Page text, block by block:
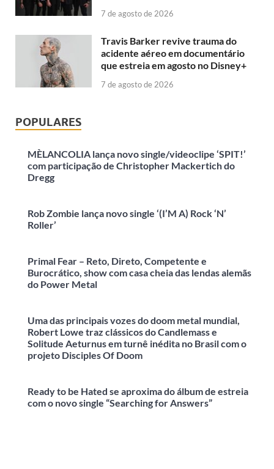
7 de agosto de 2026
Travis Barker revive trauma do
acidente aéreo em documentário
que estreia em agosto no Disney+
7 de agosto de 2026
POPULARES
MÈLANCOLIA lança novo single/videoclipe ‘SPIT!’
com participação de Christopher Mackertich do
Dregg
Rob Zombie lança novo single ‘(I’M A) Rock ‘N’
Roller’
Primal Fear – Reto, Direto, Competente e
Burocrático, show com casa cheia das lendas alemãs
do Power Metal
Uma das principais vozes do doom metal mundial,
Robert Lowe traz clássicos do Candlemass e
Solitude Aeturnus em turnê inédita no Brasil com o
projeto Disciples Of Doom
Ready to be Hated se aproxima do álbum de estreia
com o novo single “Searching for Answers”